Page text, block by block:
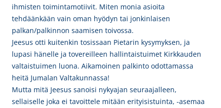
ihmisten toimintamotiivit. Miten monia asioita
tehdäänkään vain oman hyödyn tai jonkinlaisen
palkan/palkinnon saamisen toivossa.
Jeesus otti kuitenkin tosissaan Pietarin kysymyksen, ja
lupasi hänelle ja tovereilleen hallintaistuimet Kirkkauden
valtaistuimen luona. Aikamoinen palkinto odottamassa
heitä Jumalan Valtakunnassa!
Mutta mitä Jeesus sanoisi nykyajan seuraajalleen,
sellaiselle joka ei tavoittele mitään erityisistuinta, -asemaa